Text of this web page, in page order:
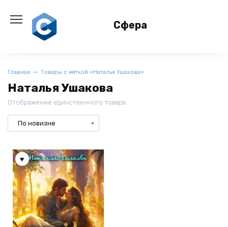
содержанию
Сфера
Главная Товары с меткой «Наталья Ушакова»
Наталья Ушакова
Отображение единственного товара